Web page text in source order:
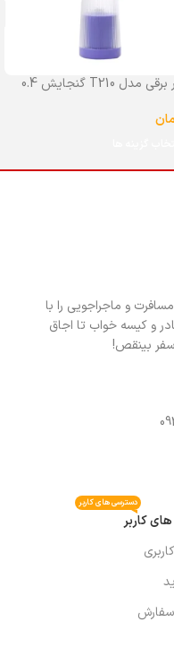
شیکر برقی مدل T210 گنجایش 0.4
و ماجراجویی را با
و کیسه خواب تا اجاق
بینقص!
کاربر
دسترسی های کاربر
سفارش